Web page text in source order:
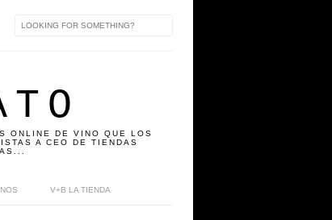
ONLINE DE VINO QUE LOS
A CEO DE TIENDAS
V+B LA TIENDA